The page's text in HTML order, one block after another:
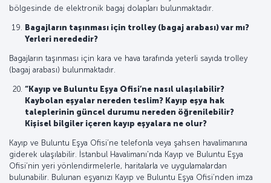
bölgesinde de elektronik bagaj dolapları bulunmaktadır.
Bagajların taşınması için trolley (bagaj arabası) var mı?
Yerleri nerededir?
Bagajların taşınması için kara ve hava tarafında yeterli sayıda trolley
(bagaj arabası) bulunmaktadır.
“Kayıp ve Buluntu Eşya Ofisi’ne nasıl ulaşılabilir?
Kaybolan eşyalar nereden teslim? Kayıp eşya hak
taleplerinin güncel durumu nereden öğrenilebilir?
Kişisel bilgiler içeren kayıp eşyalara ne olur?
Kayıp ve Buluntu Eşya Ofisi’ne telefonla veya şahsen havalimanına
giderek ulaşılabilir. İstanbul Havalimanı'nda Kayıp ve Buluntu Eşya
Ofisi’nin yeri yönlendirmelerle, haritalarla ve uygulamalardan
bulunabilir. Bulunan eşyanızı Kayıp ve Buluntu Eşya Ofisi’nden imza